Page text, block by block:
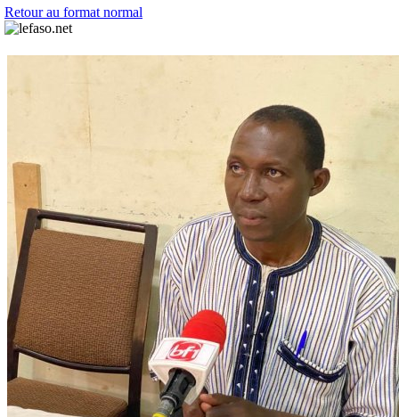
Retour au format normal